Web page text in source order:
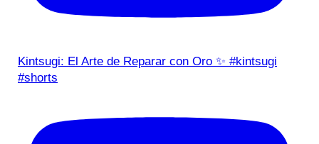
Kintsugi: El Arte de Reparar con Oro ✨ #kintsugi
#shorts